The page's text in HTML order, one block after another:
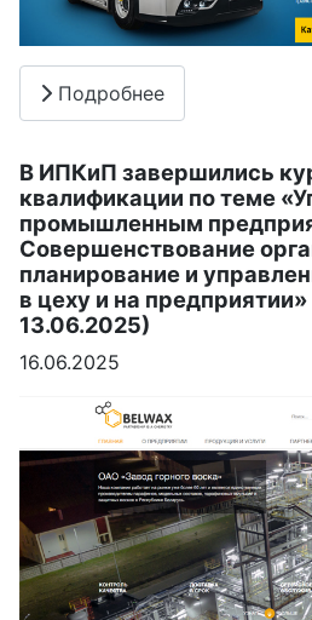
Подробнее
В ИПКиП завершились
квалификации по теме
промышленным
Совершенствование
планирование и
в цеху и на
13.06.2025)
16.06.2025